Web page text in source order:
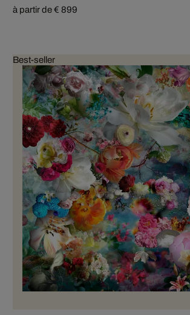
à partir de € 899
Best-seller